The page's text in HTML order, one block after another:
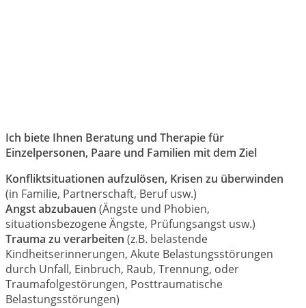
Ich biete Ihnen Beratung und Therapie für
Einzelpersonen, Paare und Familien mit dem Ziel
Konfliktsituationen aufzulösen, Krisen zu überwinden
(in Familie, Partnerschaft, Beruf usw.)
Angst abzubauen (Ängste und Phobien,
situationsbezogene Ängste, Prüfungsangst usw.)
Trauma zu verarbeiten (z.B. belastende
Kindheitserinnerungen, Akute Belastungsstörungen
durch Unfall, Einbruch, Raub, Trennung, oder
Traumafolgestörungen, Posttraumatische
Belastungsstörungen)